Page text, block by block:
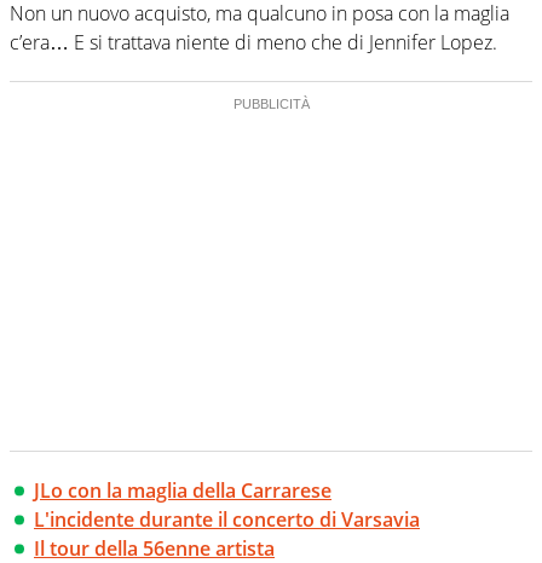
Non un nuovo acquisto, ma qualcuno in posa con la maglia
c’era… E si trattava niente di meno che di Jennifer Lopez.
JLo con la maglia della Carrarese
L'incidente durante il concerto di Varsavia
Il tour della 56enne artista